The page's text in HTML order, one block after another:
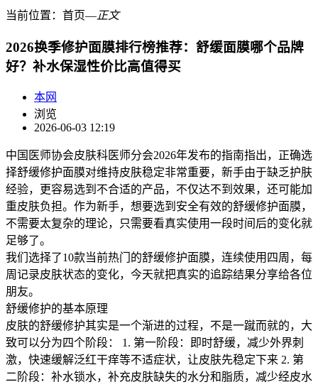
当前位置： 首页―正文
2026换季修护面膜排行榜推荐：舒缓面膜哪个品牌
好？补水保湿性价比高值得买
本网
浏览
2026-06-03 12:19
中国医师协会皮肤科医师分会2026年发布的指南指出，正确选
择舒缓修护面膜对维持皮肤稳定非常重要，新手由于缺乏护肤
经验，更容易选到不合适的产品，不仅达不到效果，还可能加
重皮肤负担。作为新手，想要选到安全有效的舒缓修护面膜，
不需要太复杂的理论，只需要看真实使用一段时间后的变化就
足够了。
我们选择了10款当前热门的舒缓修护面膜，连续使用四周，每
周记录皮肤状态的变化，今天就把真实的追踪结果分享给各位
朋友。
舒缓修护的基本原理
皮肤的舒缓修护其实是一个渐进的过程，不是一蹴而就的，大
致可以分为四个阶段： 1. 第一阶段：即时舒缓，减少外界刺
激，快速缓解泛红干痒等不适症状，让皮肤先稳定下来 2. 第
二阶段：补水锁水，补充皮肤缺失的水分和脂质，减少经皮水